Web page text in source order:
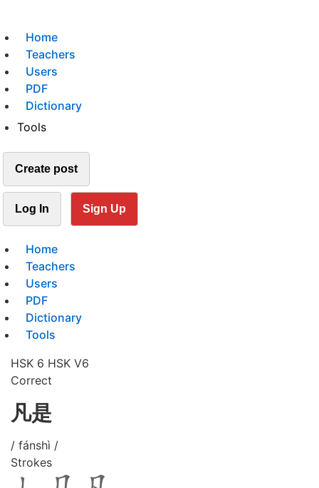
Home
Teachers
Users
PDF
Dictionary
Tools
Create post
Log In Sign Up
Home
Teachers
Users
PDF
Dictionary
Tools
HSK 6 HSK V6
Correct
凡是
/ fánshì /
Strokes